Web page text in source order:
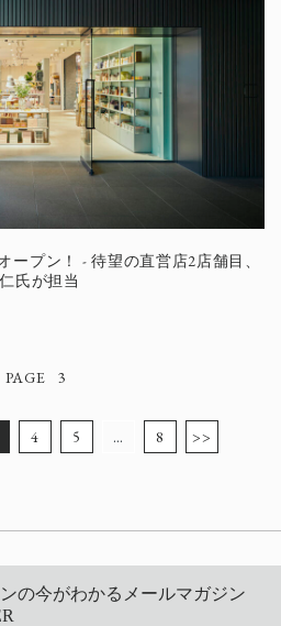
ープン！ - 待望の直営店2店舗目、
氏が担当
3
4 5 … 8 >>
ンの今がわかるメールマガジン